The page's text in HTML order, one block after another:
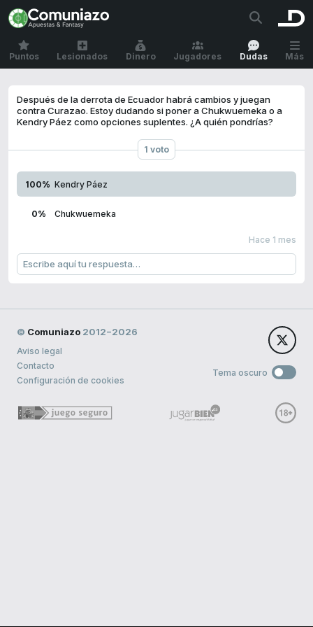
Puntos Lesionados Dinero Jugadores Dudas Más
Después de la derrota de Ecuador habrá cambios y juegan
contra Curazao. Estoy dudando si poner a Chukwuemeka o a
Kendry Páez como opciones suplentes. ¿A quién pondrías?
1 voto
100% Kendry Páez
0% Chukwuemeka
Hace 1 mes
© Comuniazo 2012−2026
Aviso legal
Contacto
Configuración de cookies
Tema oscuro